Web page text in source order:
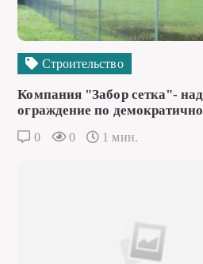
Строительство
Компания "Забор сетка"-
ограждение по
0 0 1 мин.